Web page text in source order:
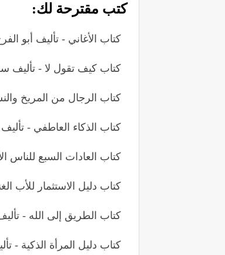
كتب مقترحة لك:
كتاب الأغاني - تأليف أبو
كتاب كيف تقول لا - تأليف
كتاب الرجال من المريخ
كتاب الذكاء العاطفي -
كتاب العادات السبع للناس
كتاب دليل الاستثمار للأب
كتاب الطريق إلى الله -
كتاب دليل المرأة الذكية -